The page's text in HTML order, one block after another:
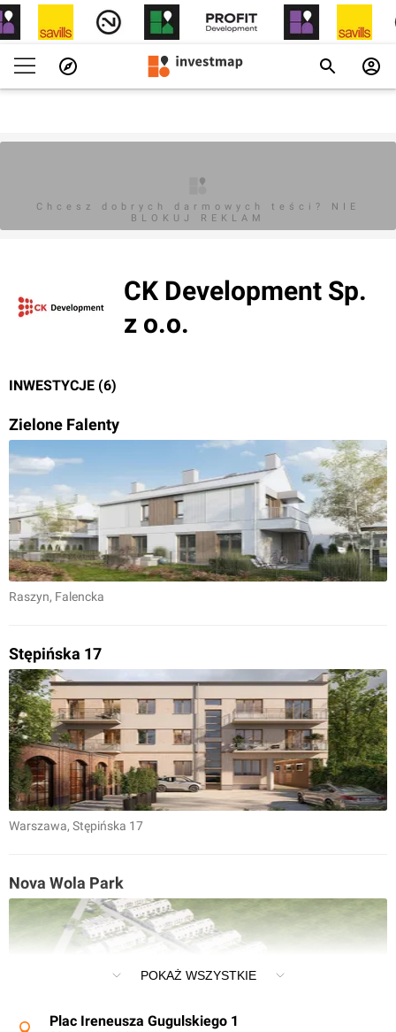
Chcesz dobrych darmowych teści? NIE
BLOKUJ REKLAM
CK Development Sp.
z o.o.
INWESTYCJE (6)
Zielone Falenty
Raszyn, Falencka
Stępińska 17
Warszawa, Stępińska 17
Nova Wola Park
POKAŻ WSZYSTKIE
Plac Ireneusza Gugulskiego 1